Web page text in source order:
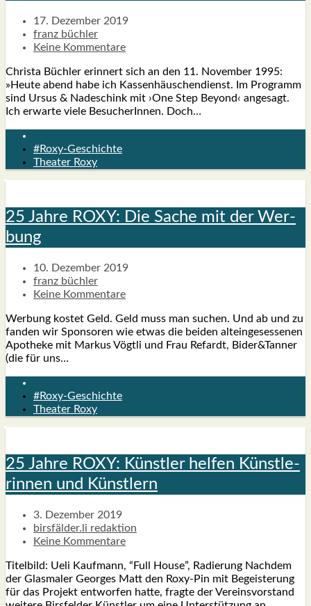
17. Dezember 2019
franz büchler
Keine Kommentare
Chris­ta Büch­ler erin­nert sich an den 11. Novem­ber 1995:
»Heu­te abend habe ich Kas­sen­häus­chen­dienst. Im Pro­gramm
sind Ursus & Nade­schink mit ›One Step Bey­ond‹ ange­sagt.
Ich erwar­te vie­le Besu­che­rIn­nen. Doch…
#Roxy-Geschichte
Theater Roxy
25 Jah­re ROXY: Die Sache mit der Wer­
bung
10. Dezember 2019
franz büchler
Keine Kommentare
Wer­bung kos­tet Geld. Geld muss man suchen. Und ab und zu
fan­den wir Spon­so­ren wie etwas die bei­den alt­ein­ge­ses­se­nen
Apo­the­ke mit Mar­kus Vögt­li und Frau Refardt, Bider&Tanner
(die für uns…
#Roxy-Geschichte
Theater Roxy
25 Jah­re ROXY: Künst­ler hel­fen Künst­le­
rin­nen und Künst­lern
3. Dezember 2019
birsfälder.li redaktion
Keine Kommentare
Titel­bild: Ueli Kauf­mann, “Full House”, Radie­rung Nach­dem
der Glas­ma­ler Geor­ges Matt den Roxy-Pin mit Begeis­te­rung
für das Pro­jekt ent­wor­fen hat­te, frag­te der Ver­eins­vor­stand